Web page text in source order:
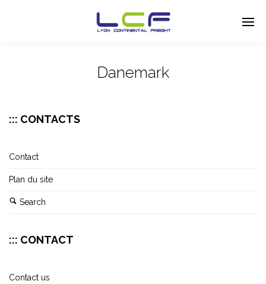
Enter tracking IDDanemark
::: CONTACTS
Contact
Plan du site
Search
::: CONTACT
Contact us